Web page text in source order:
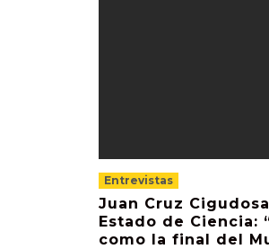
Entrevistas
Juan Cruz
Estado de Ciencia:
como la final del